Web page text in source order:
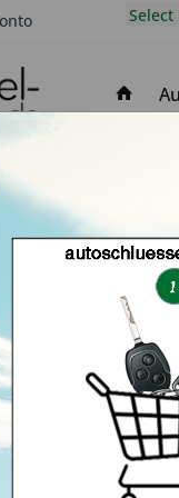
Select
der Schlüssel